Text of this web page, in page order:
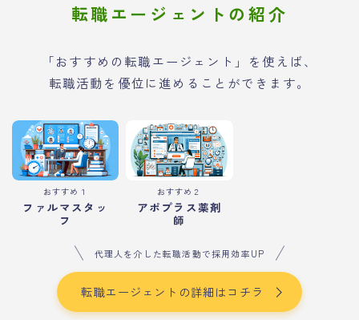
転職エージェントの紹介
「おすすめの転職エージェント」を使えば、
転職活動を優位に進めることができます。
おすすめ１
ファルマスタッ
フ
おすすめ２
アポプラス薬剤
師
代理人を介した転職活動で採用効率UP
転職エージェントの詳細はコチラ